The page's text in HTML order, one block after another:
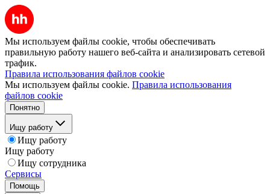
Мы используем файлы cookie, чтобы обеспечивать
правильную работу нашего веб-сайта и анализировать сетевой
трафик.
Правила использования файлов cookie
Мы используем файлы cookie. Правила использования
файлов cookie
Понятно
Ищу работу
Ищу работу
Ищу работу
Ищу сотрудника
Сервисы
Помощь